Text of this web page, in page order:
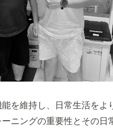
を維持し、日常生活をよ
ニングの重要性とその日